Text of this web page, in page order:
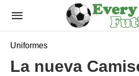
Uniformes
La nueva